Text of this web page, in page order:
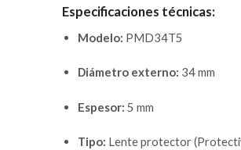
Especificaciones técnicas:
Modelo: PMD34T5
Diámetro externo: 34 mm
Espesor: 5 mm
Tipo: Lente protector